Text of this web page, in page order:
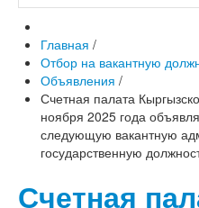
Главная /
Отбор на вакантную
Объявления /
Счетная палата
ноября 2025 года
следующую вакантную
государственную
Счетная